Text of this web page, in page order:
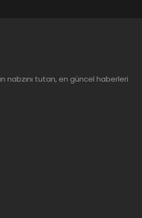
nabzını tutan, en güncel haberleri